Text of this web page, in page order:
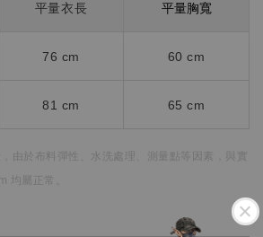
平量衣長 平量胸寬
76 cm 60 cm
81 cm 65 cm
由於布料彈性、水洗處理、測量點等因素，
均屬正常。